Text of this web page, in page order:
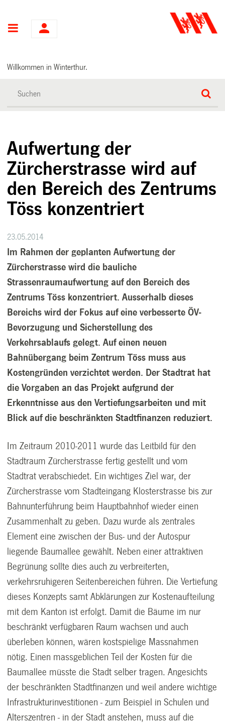
Hauptnavigation
Willkommen in Winterthur.
Aufwertung der
Zürcherstrasse wird auf
den Bereich des Zentrums
Töss konzentriert
23.05.2014
Im Rahmen der geplanten Aufwertung der
Zürcherstrasse wird die bauliche
Strassenraumaufwertung auf den Bereich des
Zentrums Töss konzentriert. Ausserhalb dieses
Bereichs wird der Fokus auf eine verbesserte ÖV-
Bevorzugung und Sicherstellung des
Verkehrsablaufs gelegt. Auf einen neuen
Bahnübergang beim Zentrum Töss muss aus
Kostengründen verzichtet werden. Der Stadtrat hat
die Vorgaben an das Projekt aufgrund der
Erkenntnisse aus den Vertiefungsarbeiten und mit
Blick auf die beschränkten Stadtfinanzen reduziert.
Im Zeitraum 2010-2011 wurde das Leitbild für den
Stadtraum Zürcherstrasse fertig gestellt und vom
Stadtrat verabschiedet. Ein wichtiges Ziel war, der
Zürcherstrasse vom Stadteingang Klosterstrasse bis zur
Bahnunterführung beim Hauptbahnhof wieder einen
Zusammenhalt zu geben. Dazu wurde als zentrales
Element eine zwischen der Bus- und der Autospur
liegende Baumallee gewählt. Neben einer attraktiven
Begrünung sollte dies auch zu verbreiterten,
verkehrsruhigeren Seitenbereichen führen. Die Vertiefung
dieses Konzepts samt Abklärungen zur Kostenaufteilung
mit dem Kanton ist erfolgt. Damit die Bäume im nur
beschränkt verfügbaren Raum wachsen und auch
überleben können, wären kostspielige Massnahmen
nötig. Einen massgeblichen Teil der Kosten für die
Baumallee müsste die Stadt selber tragen. Angesichts
der beschränkten Stadtfinanzen und weil andere wichtige
Infrastrukturinvestitionen - zum Beispiel in Schulen und
Alterszentren - in der Stadt anstehen, muss auf die